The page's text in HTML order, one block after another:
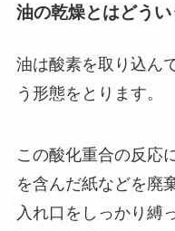
油の乾燥とはどう
油は酸素を取り込ん
う形態をとります。
この酸化重合の反応
を含んだ紙などを廃
入れ口をしっかり縛